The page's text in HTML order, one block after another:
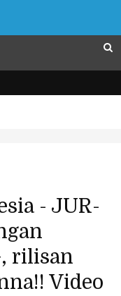
- JUR-
rilisan
Video